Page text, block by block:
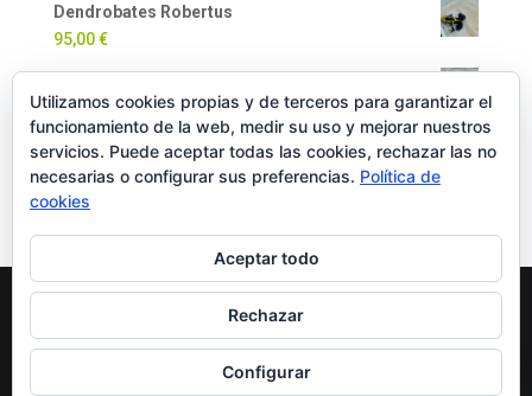
Dendrobates Robertus
95,00€
90,00€
Milpiés Gigante
35,00€
Copyright Oficial © 2022 EXOTICPANIMALS |Política
Política de Privacidad
Compra y Devoluciones
Utilizamos cookies propias y de terceros para garantizar el
funcionamiento de la web, medir su uso y mejorar nuestros
servicios. Puede aceptar todas las cookies, rechazar las no
necesarias o configurar sus preferencias. Política de
cookies
Aceptar todo
Rechazar
Configurar